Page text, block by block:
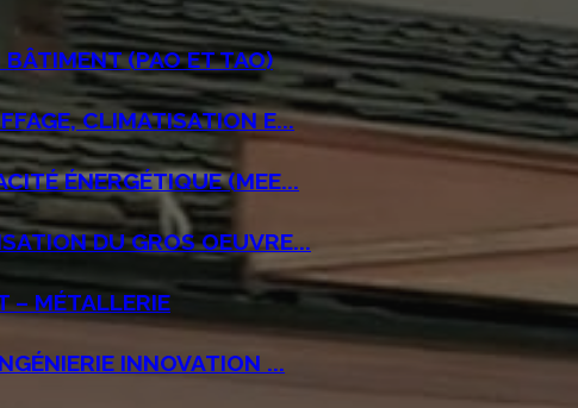
(PAO ET TAO)
CLIMATISATION E...
ÉNERGÉTIQUE (MEE...
DU GROS OEUVRE...
– MÉTALLERIE
INNOVATION ...